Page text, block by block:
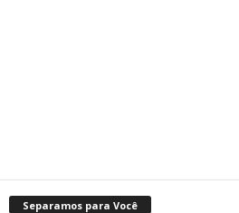
Separamos para Você